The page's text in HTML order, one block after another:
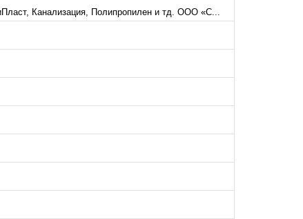
Канализация, Полипропилен и тд. ООО «С...